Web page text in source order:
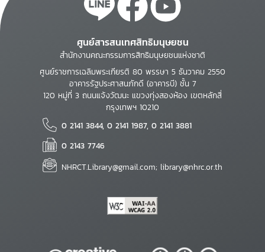
ศูนย์สารสนเทศสิทธิมนุษยชน
สำนักงานคณะกรรมการสิทธิมนุษยชนแห่งชาติ
ศูนย์ราชการเฉลิมพระเกียรติ 80 พรรษา 5 ธันวาคม 2550
อาคารรัฐประศาสนภักดี (อาคารบี) ชั้น 7
120 หมู่ที่ 3 ถนนแจ้งวัฒนะ แขวงทุ่งสองห้อง เขตหลักสี่
กรุงเทพฯ 10210
0 2141 3844, 0 2141 1987, 0 2141 3881
0 2143 7746
NHRCT.Library@gmail.com; library@nhrc.or.th